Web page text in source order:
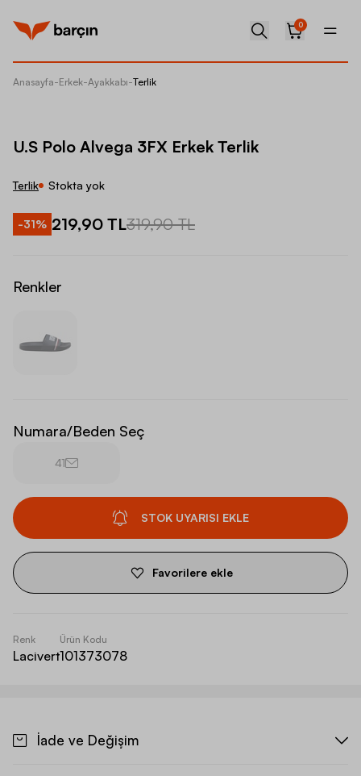
0
Anasayfa-Erkek-Ayakkabı-Terlik
U.S Polo Alvega 3FX Erkek Terlik
Terlik Stokta yok
-31% 219,90 TL319,90 TL
Renkler
Numara/Beden Seç
41
STOK UYARISI EKLE
Favorilere ekle
Renk
Lacivert
Ürün Kodu
101373078
İade ve Değişim